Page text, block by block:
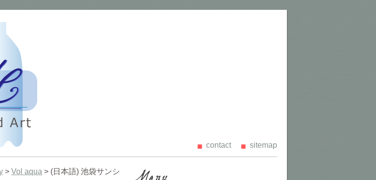
contact sitemap
> Vol aqua > (日本語) 池袋サンシ